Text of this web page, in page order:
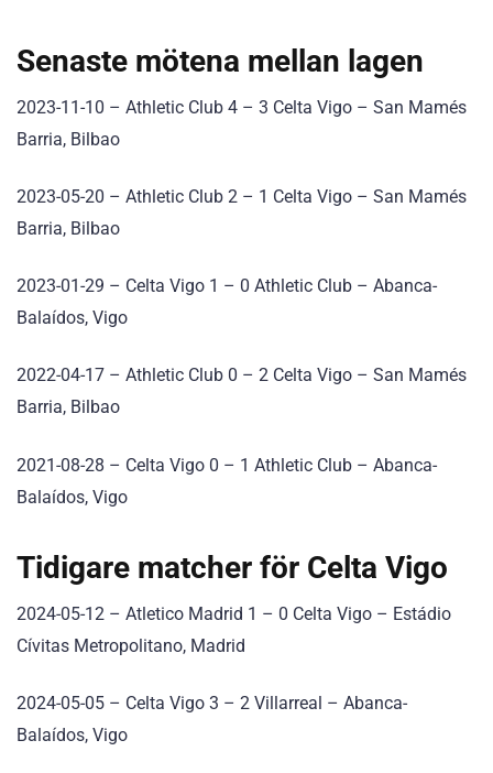
Senaste mötena mellan lagen
2023-11-10 – Athletic Club 4 – 3 Celta Vigo – San Mamés
Barria, Bilbao
2023-05-20 – Athletic Club 2 – 1 Celta Vigo – San Mamés
Barria, Bilbao
2023-01-29 – Celta Vigo 1 – 0 Athletic Club – Abanca-
Balaídos, Vigo
2022-04-17 – Athletic Club 0 – 2 Celta Vigo – San Mamés
Barria, Bilbao
2021-08-28 – Celta Vigo 0 – 1 Athletic Club – Abanca-
Balaídos, Vigo
Tidigare matcher för Celta Vigo
2024-05-12 – Atletico Madrid 1 – 0 Celta Vigo – Estádio
Cívitas Metropolitano, Madrid
2024-05-05 – Celta Vigo 3 – 2 Villarreal – Abanca-
Balaídos, Vigo